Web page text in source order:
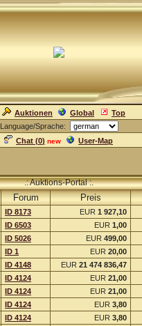
Auktionen Global Top
Language/Sprache:
Chat (0) new User-Map
.: Auktions-Portal :.
Forum Preis
ID 8173 EUR 1 927,10
ID 6503 EUR 1,00
ID 5026 EUR 499,00
ID 1 EUR 20,00
ID 4148 EUR 21 474 836,47
ID 4124 EUR 21,00
ID 4124 EUR 21,00
ID 4124 EUR 3,80
ID 4124 EUR 3,80